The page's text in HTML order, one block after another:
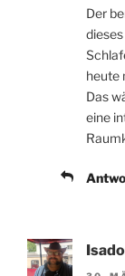
Der
heute
Das
eine